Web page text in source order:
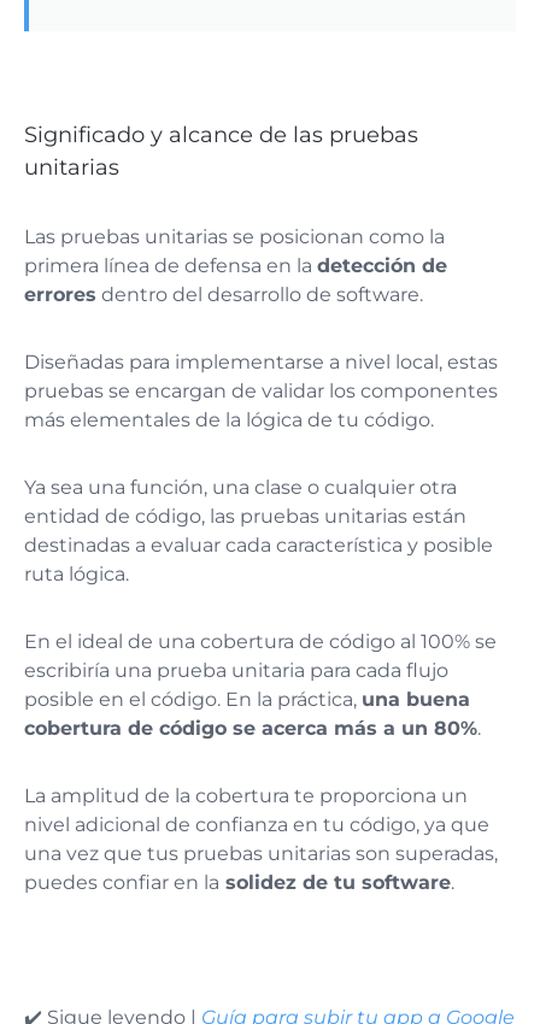
Significado y alcance de las pruebas
unitarias
Las pruebas unitarias se posicionan como la
primera línea de defensa en la detección de
errores dentro del desarrollo de software.
Diseñadas para implementarse a nivel local, estas
pruebas se encargan de validar los componentes
más elementales de la lógica de tu código.
Ya sea una función, una clase o cualquier otra
entidad de código, las pruebas unitarias están
destinadas a evaluar cada característica y posible
ruta lógica.
En el ideal de una cobertura de código al 100% se
escribiría una prueba unitaria para cada flujo
posible en el código. En la práctica, una buena
cobertura de código se acerca más a un 80%.
La amplitud de la cobertura te proporciona un
nivel adicional de confianza en tu código, ya que
una vez que tus pruebas unitarias son superadas,
puedes confiar en la solidez de tu software.
✔️ Sigue leyendo | Guía para subir tu app a Google